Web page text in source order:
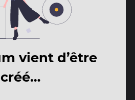
vient d’être
créé…